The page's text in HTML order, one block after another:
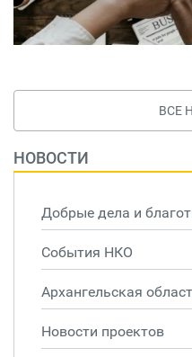
ВСЕ
НОВОСТИ
Добрые дела и
События НКО
Архангельская
Новости проектов